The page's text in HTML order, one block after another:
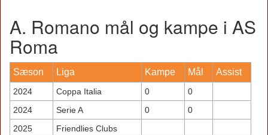
A. Romano mål og kampe i AS
Roma
Sæson Liga Kampe Mål Assist
2024 Coppa Italia 0
0
2024
Serie A 0
0
2025
Friendlies Clubs